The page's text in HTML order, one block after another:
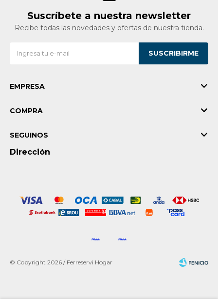
Suscríbete a nuestra newsletter
Recibe todas las novedades y ofertas de nuestra tienda.
SUSCRIBIRME
EMPRESA
COMPRA
Dirección
SEGUINOS
© Copyright 2026 / Ferreservi Hogar